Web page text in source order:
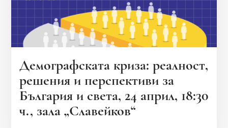
Демографската криза: реалност,
решения и перспективи за
България и света, 24 април, 18:30
ч., зала „Славейков“